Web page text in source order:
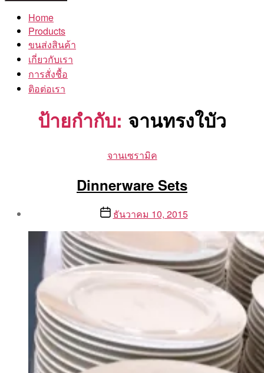
Home
Products
ขนส่งสินค้า
เกี่ยวกับเรา
การสั่งชื้อ
ติอต่อเรา
ป้ายกำกับ: จานทรงใบัว
Categories
จานเซรามิค
Dinnerware Sets
By
Aea
Postธันวาคม 10, 2015